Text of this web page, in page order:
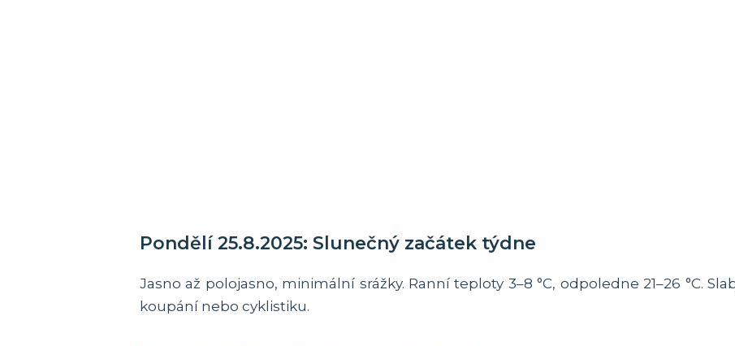
Pondělí 25.8.2025: Slunečný začátek týdne
Jasno až polojasno, minimální srážky. Ranní teploty 3–8 °C, odpoledne 21–26 °C.
koupání nebo cyklistiku.